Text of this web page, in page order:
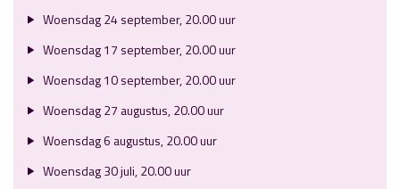
Woensdag 24 september, 20.00 uur
Woensdag 17 september, 20.00 uur
Woensdag 10 september, 20.00 uur
Woensdag 27 augustus, 20.00 uur
Woensdag 6 augustus, 20.00 uur
Woensdag 30 juli, 20.00 uur